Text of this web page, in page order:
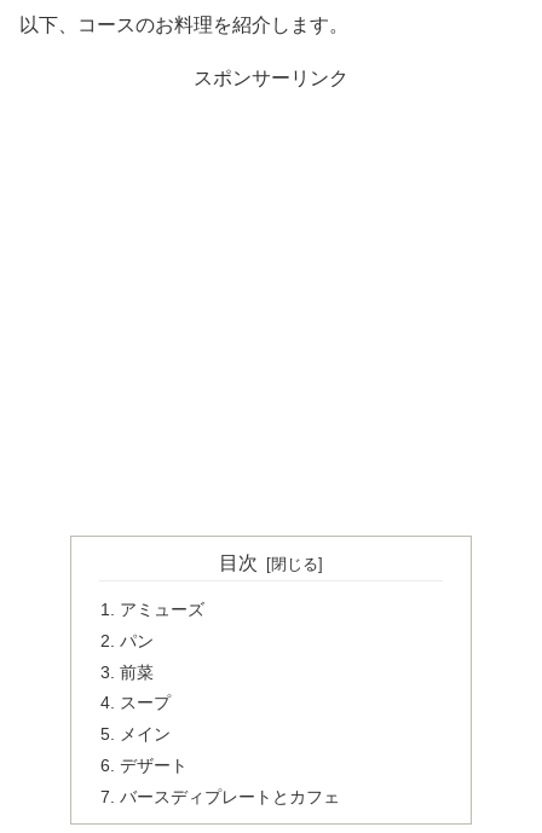
以下、コースのお料理を紹介します。
スポンサーリンク
目次
アミューズ
パン
前菜
スープ
メイン
デザート
バースディプレートとカフェ